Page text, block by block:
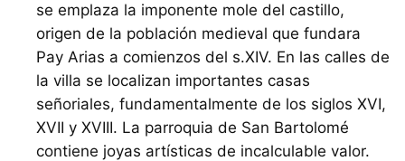
se emplaza la imponente mole del castillo,
origen de la población medieval que fundara
Pay Arias a comienzos del s.XIV. En las calles de
la villa se localizan importantes casas
señoriales, fundamentalmente de los siglos XVI,
XVII y XVIII. La parroquia de San Bartolomé
contiene joyas artísticas de incalculable valor.